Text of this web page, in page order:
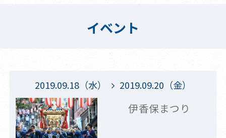
イベント
2019.09.18（水） 2019.09.20（金）
伊香保まつり